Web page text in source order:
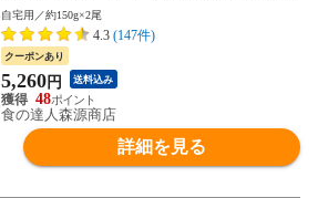
土用 丑の日 スタミナ 夏 冷凍便 お取り寄
せグルメ 食品 土用丑【最安値挑戦！5,960
円→5,260円セール】
自宅用／約150g×2尾
4.3 (147件)
クーポンあり
5,260円 送料込み
48
食の達人森源商店
詳細を見る